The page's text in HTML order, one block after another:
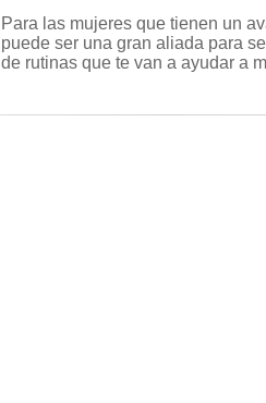
Para las mujeres que tienen un
puede ser una gran aliada para
de rutinas que te van a ayudar a